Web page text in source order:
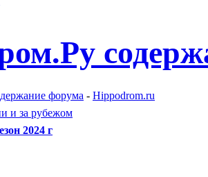
форума - Hippodrom.ru
и за рубежом
2024 г